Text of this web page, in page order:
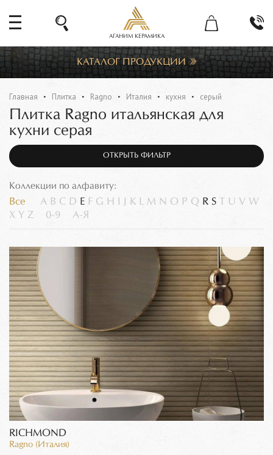
АГАНИМ КЕРАМИКА
КАТАЛОГ ПРОДУКЦИИ
Главная Плитка Ragno Италия кухня серый
Плитка Ragno итальянская для
кухни серая
ОТКРЫТЬ ФИЛЬТР
Коллекции по алфавиту:
Все A B C D E F G H K L M N O P Q R S U V W
X Y Z 0-9 А-Я
RICHMOND
Ragno (Италия)